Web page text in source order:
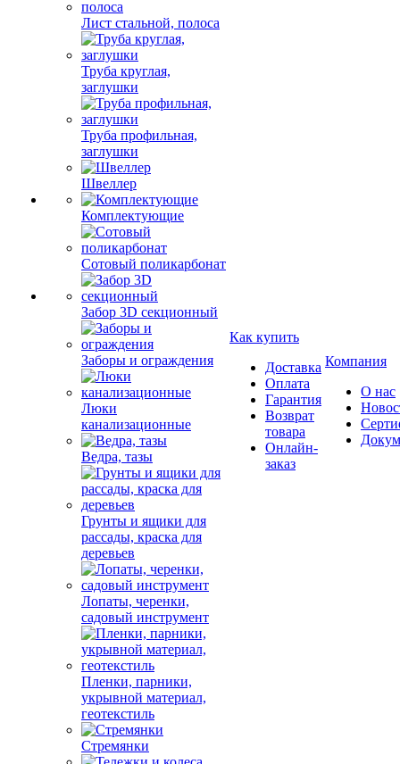
Лист стальной, полоса
Труба круглая,
заглушки
Труба профильная,
заглушки
Швеллер
Комплектующие
Сотовый поликарбонат
Забор 3D секционный
Заборы и ограждения
Люки
канализационные
Ведра, тазы
Грунты и ящики для
рассады, краска для
деревьев
Лопаты, черенки,
садовый инструмент
Пленки, парники,
укрывной материал,
геотекстиль
Стремянки
Как купить
Доставка
Оплата
Гарантия
Возврат
товара
Онлайн-
заказ
Компания
О нас